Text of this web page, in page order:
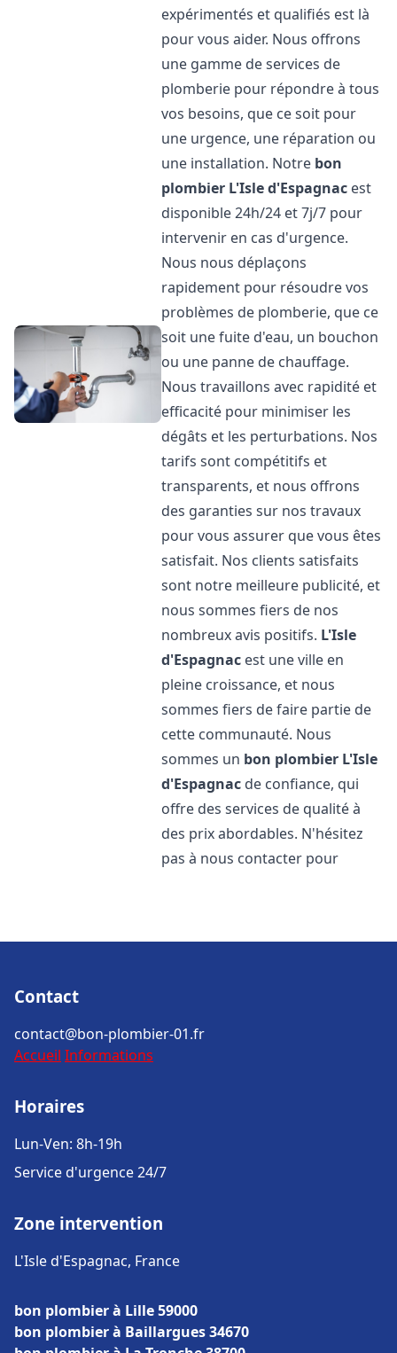
expérimentés et qualifiés est là
pour vous aider. Nous offrons
une gamme de services de
plomberie pour répondre à tous
vos besoins, que ce soit pour
une urgence, une réparation ou
une installation. Notre bon
plombier L'Isle d'Espagnac est
disponible 24h/24 et 7j/7 pour
intervenir en cas d'urgence.
Nous nous déplaçons
rapidement pour résoudre vos
problèmes de plomberie, que ce
soit une fuite d'eau, un bouchon
ou une panne de chauffage.
Nous travaillons avec rapidité et
efficacité pour minimiser les
dégâts et les perturbations. Nos
tarifs sont compétitifs et
transparents, et nous offrons
des garanties sur nos travaux
pour vous assurer que vous êtes
satisfait. Nos clients satisfaits
sont notre meilleure publicité, et
nous sommes fiers de nos
nombreux avis positifs. L'Isle
d'Espagnac est une ville en
pleine croissance, et nous
sommes fiers de faire partie de
cette communauté. Nous
sommes un bon plombier L'Isle
d'Espagnac de confiance, qui
offre des services de qualité à
des prix abordables. N'hésitez
pas à nous contacter pour
Contact
contact@bon-plombier-01.fr
Accueil Informations
Horaires
Lun-Ven: 8h-19h
Service d'urgence 24/7
Zone intervention
L'Isle d'Espagnac, France
bon plombier à Lille 59000
bon plombier à Baillargues 34670